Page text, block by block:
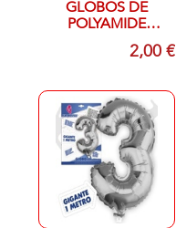
GLOBOS DE
POLYAMIDE
NUMERO 1
DORADO2,00 €